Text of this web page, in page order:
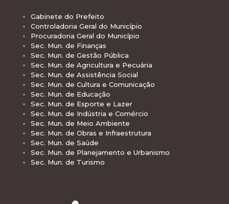
Gabinete do Prefeito
Controladoria Geral do Município
Procuradoria Geral do Município
Sec. Mun. de Finanças
Sec. Mun. de Gestão Pública
Sec. Mun. de Agricultura e Pecuária
Sec. Mun. de Assistência Social
Sec. Mun. de Cultura e Comunicação
Sec. Mun. de Educação
Sec. Mun. de Esporte e Lazer
Sec. Mun. de Indústria e Comércio
Sec. Mun. de Meio Ambiente
Sec. Mun. de Obras e Infraestrutura
Sec. Mun. de Saúde
Sec. Mun. de Planejamento e Urbanismo
Sec. Mun. de Turismo